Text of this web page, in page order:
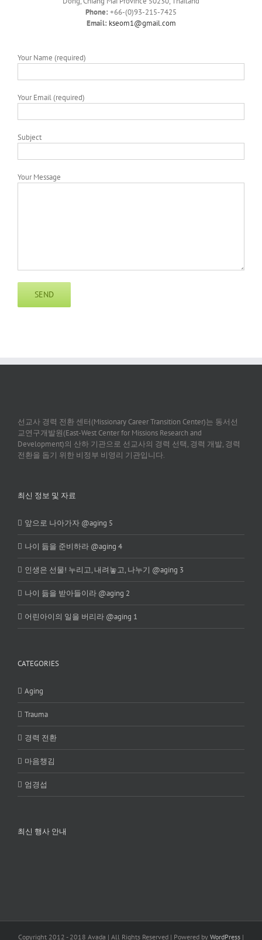
Phone: +66-(0)93-215-7425
Email: kseom1@gmail.com
Your Name (required)
Your Email (required)
Subject
Your Message
선교사 경력 전환 센터(Missionary Career Transition Center)는 동서선
교연구개발원(East-West Center for Missions Research and
Development)의 산하 기관으로 선교사의 경력 선택, 경력 개발, 경력
전환을 돕기 위한 비정부 비영리 기관입니다.
최신 정보 및 자료
앞으로 나아가자 @aging 5
나이 듦을 준비하라 @aging 4
인생은 선물! 누리고, 내려놓고, 나누기 @aging 3
나이 듦을 받아들이라 @aging 2
어린아이의 일을 버리라 @aging 1
CATEGORIES
Aging
Trauma
경력 전환
마음챙김
엄경섭
최신 행사 안내
Copyright 2012 - 2018 Avada | All Rights Reserved | Powered by WordPress |